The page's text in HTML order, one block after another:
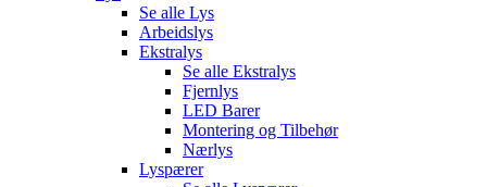
Se alle Lys
Arbeidslys
Ekstralys
Se alle Ekstralys
Fjernlys
LED Barer
Montering og Tilbehør
Nærlys
Lyspærer